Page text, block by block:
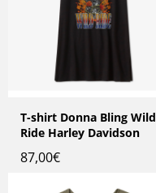
T-shirt Donna Bling Wild
Ride Harley Davidson
87,00€